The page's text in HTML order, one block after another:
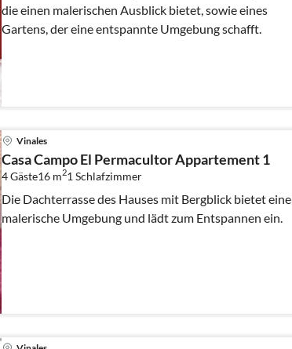
die einen malerischen Ausblick bietet, sowie eines
Gartens, der eine entspannte Umgebung schafft.
Vinales
Casa Campo El Permacultor Appartement 1
4 Gäste16 m21 Schlafzimmer
Die Dachterrasse des Hauses mit Bergblick bietet eine
malerische Umgebung und lädt zum Entspannen ein.